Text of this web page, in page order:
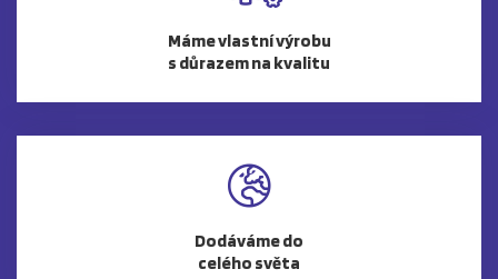
Máme vlastní výrobu
s důrazem na kvalitu
Dodáváme do
celého světa